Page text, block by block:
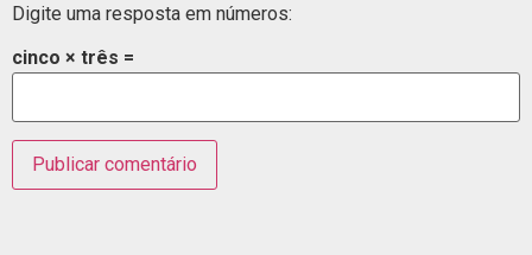
Digite uma resposta em números:
cinco × três =